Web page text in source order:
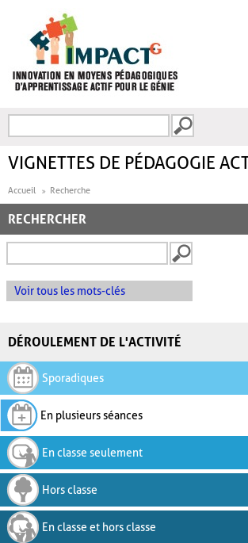
FORMULAIRE DE
VIGNETTES DE PÉDAGOGIE
Accueil Recherche
RECHERCHER
Voir tous les mots-clés
DÉROULEMENT DE L'ACTIVITÉ
Sporadiques
En plusieurs séances
En classe seulement
Hors classe
En classe et hors classe